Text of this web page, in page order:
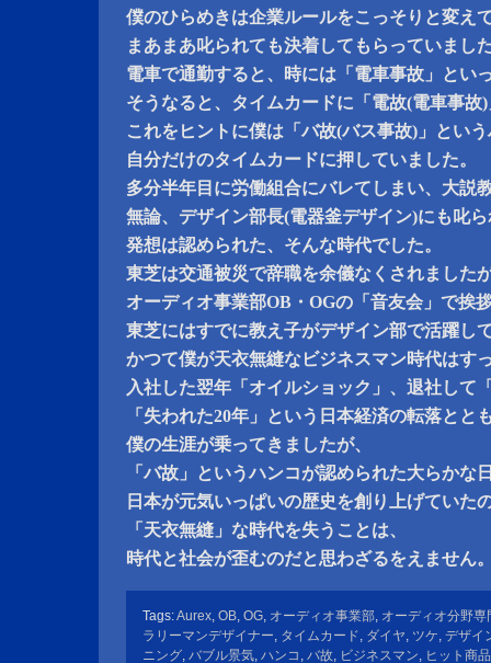
僕のひらめきは企業ルールをこっそりと変え
まあまあ叱られても決着してもらっていまし
電車で通勤すると、時には「電車事故」とい
そうなると、タイムカードに「電故(電車事
これをヒントに僕は「バ故(バス事故)」とい
自分だけのタイムカードに押していました。
多分半年目に労働組合にバレてしまい、大説
無論、デザイン部長(電器釜デザイン)にも叱
発想は認められた、そんな時代でした。
東芝は交通被災で辞職を余儀なくされました
オーディオ事業部OB・OGの「音友会」で挨
東芝にはすでに教え子がデザイン部で活躍し
かつて僕が天衣無縫なビジネスマン時代はす
入社した翌年「オイルショック」、退社して
「失われた20年」という日本経済の転落とと
僕の生涯が乗ってきましたが、
「バ故」というハンコが認められた大らかな
日本が元気いっぱいの歴史を創り上げていた
「天衣無縫」な時代を失うことは、
時代と社会が歪むのだと思わざるをえません
Tags:Aurex, OB, OG, オーディオ事業部, オーディオ分野専
ラリーマンデザイナー, タイムカード, ダイヤ, ツケ, デザイ
ニング, バブル景気, ハンコ , バ故, ビジネスマン, ヒット商品